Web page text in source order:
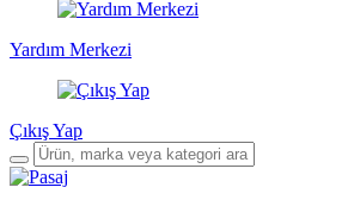
Yardım Merkezi
Çıkış Yap